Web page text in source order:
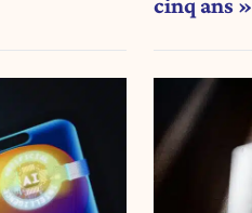
cinq ans »